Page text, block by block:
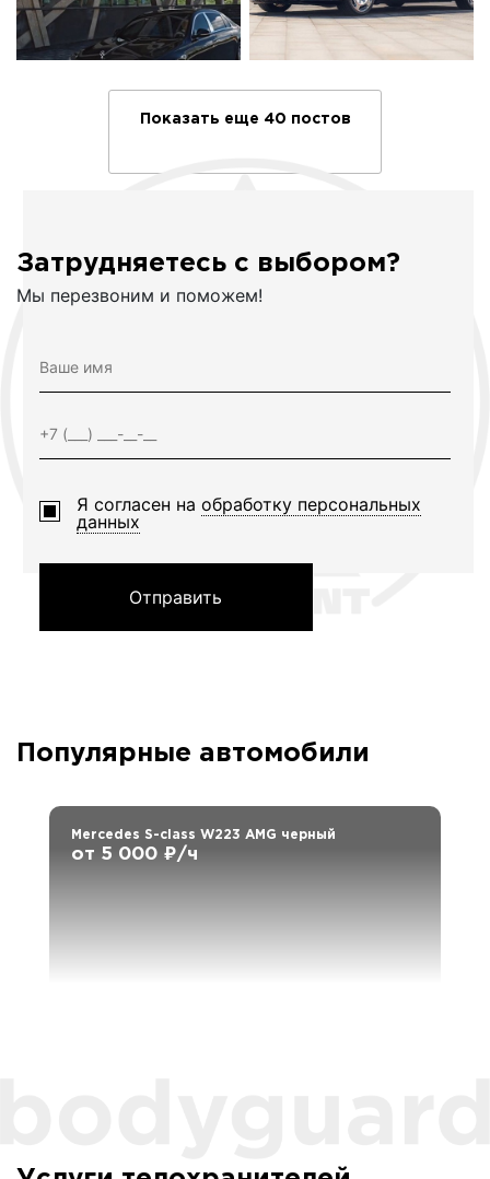
Показать еще 40 постов
Затрудняетесь с выбором?
Мы перезвоним и поможем!
Я согласен на обработку персональных
данных
Отправить
Популярные автомобили
Mercedes S-class W223 AMG черный
от 5 000 ₽/ч